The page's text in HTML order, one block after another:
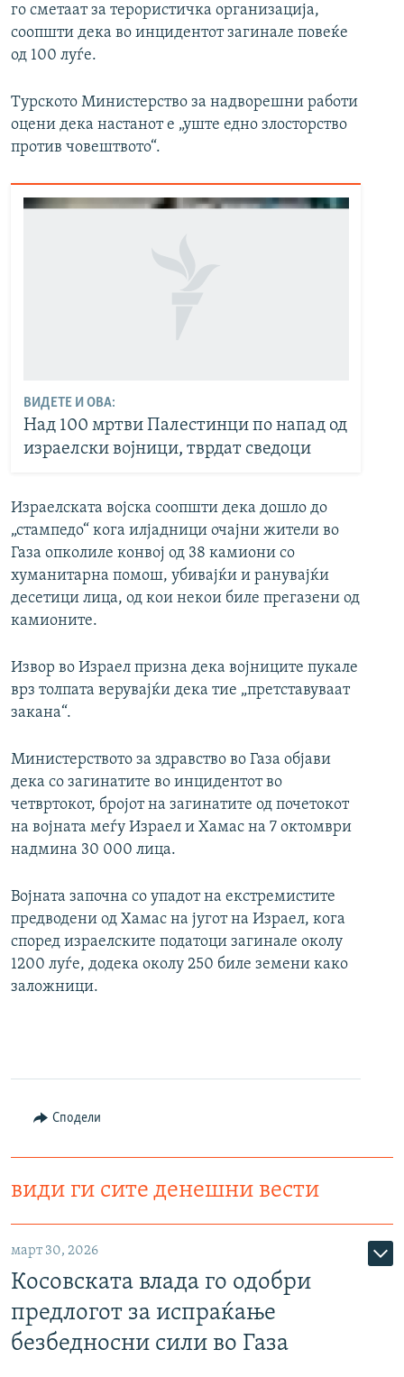
го сметаат за терористичка организација,
соопшти дека во инцидентот загинале повеќе
од 100 луѓе.
Турското Министерство за надворешни работи
оцени дека настанот е „уште едно злосторство
против човештвото“.
ВИДЕТЕ И ОВА:
Над 100 мртви Палестинци по напад од
израелски војници, тврдат сведоци
Израелската војска соопшти дека дошло до
„стампедо“ кога илјадници очајни жители во
Газа опколиле конвој од 38 камиони со
хуманитарна помош, убивајќи и ранувајќи
десетици лица, од кои некои биле прегазени од
камионите.
Извор во Израел призна дека војниците пукале
врз толпата верувајќи дека тие „претставуваат
закана“.
Министерството за здравство во Газа објави
дека со загинатите во инцидентот во
четвртокот, бројот на загинатите од почетокот
на војната меѓу Израел и Хамас на 7 октомври
надмина 30 000 лица.
Војната започна со упадот на екстремистите
предводени од Хамас на југот на Израел, кога
според израелските податоци загинале околу
1200 луѓе, додека околу 250 биле земени како
заложници.
Сподели
види ги сите денешни вести
март 30, 2026
Косовската влада го одобри
предлогот за испраќање
безбедносни сили во Газа